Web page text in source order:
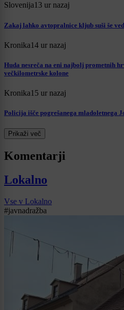
Slovenija13 ur nazaj
Zakaj lahko avtopralnice kljub suši še
Kronika14 ur nazaj
Huda nesreča na eni najbolj prometnih
večkilometrske kolone
Kronika15 ur nazaj
Policija išče pogrešanega mladoletnega
Prikaži več
Komentarji
Lokalno
Vse v Lokalno
#javnadražba